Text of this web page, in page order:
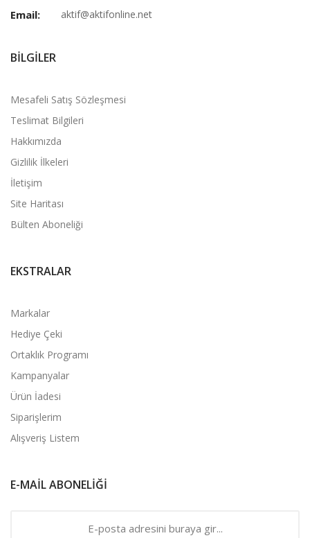
Email: aktif@aktifonline.net
BILGILER
Mesafeli Satış Sözleşmesi
Teslimat Bilgileri
Hakkımızda
Gizlilik İlkeleri
İletişim
Site Haritası
Bülten Aboneliği
EKSTRALAR
Markalar
Hediye Çeki
Ortaklık Programı
Kampanyalar
Ürün İadesi
Siparişlerim
Alışveriş Listem
E-MAIL ABONELIĞI